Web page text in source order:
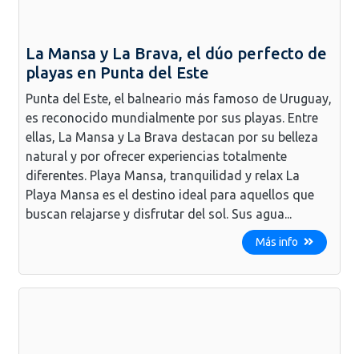
La Mansa y La Brava, el dúo perfecto de
playas en Punta del Este
Punta del Este, el balneario más famoso de Uruguay,
es reconocido mundialmente por sus playas. Entre
ellas, La Mansa y La Brava destacan por su belleza
natural y por ofrecer experiencias totalmente
diferentes. Playa Mansa, tranquilidad y relax La
Playa Mansa es el destino ideal para aquellos que
buscan relajarse y disfrutar del sol. Sus agua...
Más info